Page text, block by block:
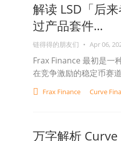
解读 LSD「后
过产品套件...
链得得的朋友们 • Apr 06,
Frax Finance 最初是一
在竞争激励的稳定币赛
Frax Finance Curve
万字解析